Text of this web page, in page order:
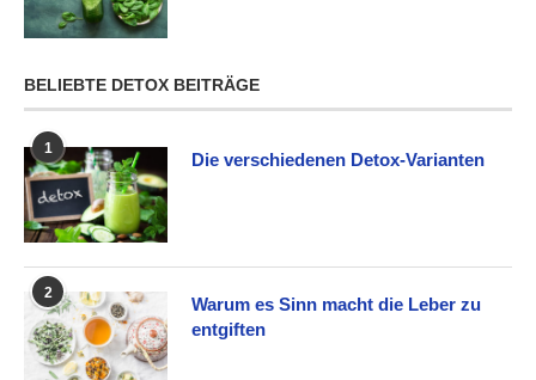
BELIEBTE DETOX BEITRÄGE
1
Die verschiedenen Detox-Varianten
2
Warum es Sinn macht die Leber zu
entgiften